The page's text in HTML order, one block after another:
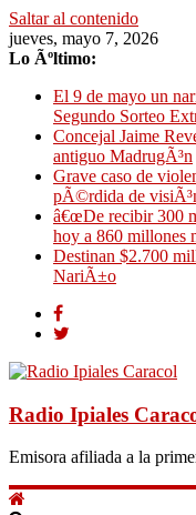
Saltar al contenido
jueves, mayo 7, 2026
Lo Ãºltimo:
El 9 de mayo un
Segundo Sorteo
Concejal Jaime
antiguo MadrugÃ³n
Grave caso de
pÃ©rdida de
â€œDe recibir 300
hoy a 860 millones
Destinan $2.700
NariÃ±o
Radio Ipiales
Emisora afiliada a la